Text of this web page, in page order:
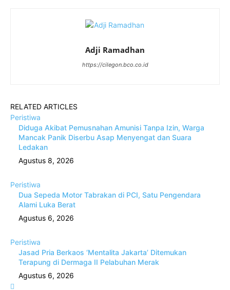
Adji Ramadhan
https://cilegon.bco.co.id
RELATED ARTICLES
Peristiwa
Diduga Akibat Pemusnahan Amunisi Tanpa Izin, Warga
Mancak Panik Diserbu Asap Menyengat dan Suara
Ledakan
Agustus 8, 2026
Peristiwa
Dua Sepeda Motor Tabrakan di PCI, Satu Pengendara
Alami Luka Berat
Agustus 6, 2026
Peristiwa
Jasad Pria Berkaos ‘Mentalita Jakarta’ Ditemukan
Terapung di Dermaga II Pelabuhan Merak
Agustus 6, 2026